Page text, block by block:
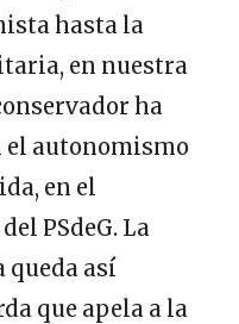
hasta la
en nuestra
ha
el autonomismo
en el
PSdeG. La
así
que apela a la